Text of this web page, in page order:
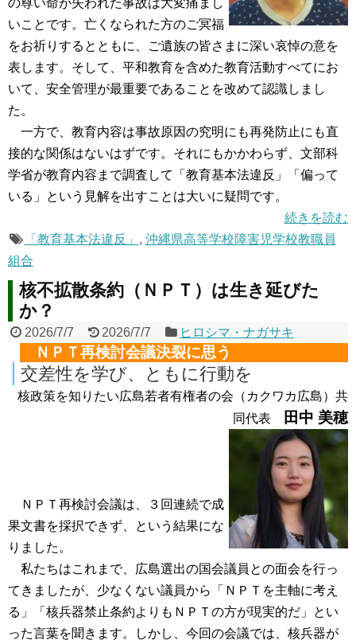
いことです。亡くなられた方のご冥福
をお祈りするとともに、ご遺族の皆さまに深い哀悼の意を
表します。そして、平和教育を含めた教育活動すべてにお
いて、安全管理が最重要であることを改めて認識しまし
た。
一方で、教育内容は事故原因の究明にも再発防止にも直
接的な関係はないはずです。それにもかかわらず、文部科
学省が教育内容まで調査して「教育基本法違反」「偏って
いる」という見解を出すことは大いに疑問です。
続きを読む
「教育基本法違反」 , 沖縄県高等学校障害児学校教職員
組合
核不拡散条約（ＮＰＴ）は生き延びた
か？
2026/7/7 2026/7/7 ヒロシマ・ナガサキ
ＮＰＴ再検討会議決裂に思う
交差性を学び、ともに行動を
核政策を知りたい広島若者有権者の会（カクワカ広島）共
同代表
田中 美穂
ＮＰＴ再検討会議は、３回連続で成
果文書を採択できず、という結果にな
りました。
私たちはこれまで、広島選出の国会議員との面会を行っ
てきましたが、少なくない議員から「ＮＰＴを主軸に考え
る」「核兵器禁止条約よりもＮＰＴの方が現実的だ」とい
った言葉を聞きます。しかし、今回の会議では、核兵器が